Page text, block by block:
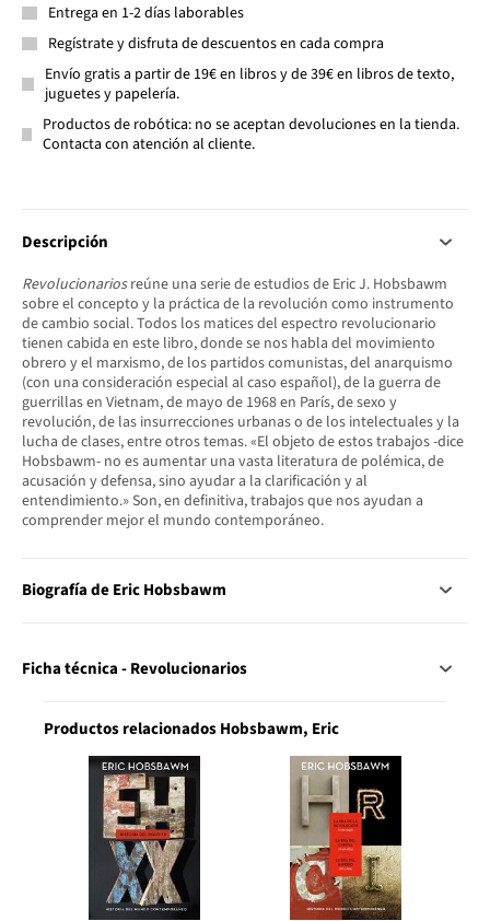
Entrega en 1-2 días laborables
Regístrate y disfruta de descuentos en cada compra
Envío gratis a partir de 19€ en libros y de 39€ en libros de texto,
juguetes y papelería.
Productos de robótica: no se aceptan devoluciones en la tienda.
Contacta con atención al cliente.
Descripción
Revolucionariosreúne una serie de estudios de Eric J. Hobsbawm
sobre el concepto y la práctica de la revolución como instrumento
de cambio social. Todos los matices del espectro revolucionario
tienen cabida en este libro, donde se nos habla del movimiento
obrero y el marxismo, de los partidos comunistas, del anarquismo
(con una consideración especial al caso español), de la guerra de
guerrillas en Vietnam, de mayo de 1968 en París, de sexo y
revolución, de las insurrecciones urbanas o de los intelectuales y la
lucha de clases, entre otros temas. «El objeto de estos trabajos -dice
Hobsbawm- no es aumentar una vasta literatura de polémica, de
acusación y defensa, sino ayudar a la clarificación y al
entendimiento.» Son, en definitiva, trabajos que nos ayudan a
comprender mejor el mundo contemporáneo.
Biografía de Eric Hobsbawm
Ficha técnica - Revolucionarios
Productos relacionados Hobsbawm, Eric